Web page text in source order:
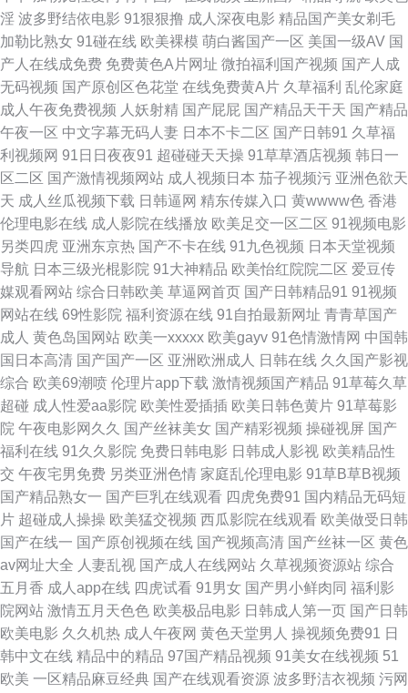
频精品 婷婷四色超碰 麻豆熟女 超碰自p拍 91制作室白乳 午夜av免费 欧美人
人色 精品人人播人人操 东方av四虎 91黄色网 涩涩五月天婷婷 男同GAY内射
国产情侣一区 www9玖玖 一区二区国产视频 日本成人不卡 久草性爱短视频
成人无码免费 91老司机综合热 四虎性爱欧美 美女免费抠逼 国产精品久久AV
97性视频 亚洲91豆花 欧美日韩簧片 激情片在線 超碰成人av 尤物在线导航
日韩伊人色 老湿机福利看片 国产浮力第一页 91视频网站在 午夜深夜av福利
免费在线电影色色 国产精品欧美专区 草莓视频网站18 91爱爱网站 日韩在线
123区 欧美Aⅴ 国产三级在线观看 97人人操人人妻 午夜香蕉福利视频 三级香
蕉视频 欧美亚缘免费 精品国产 超碰日日夜夜 91路C 亚洲色色 五月激情在线
网 日本啊v在线 久草久草香蕉在线 丁香五月性交网友 97韩亚洲 亚洲性色图
日韩国产对白 久久婷婷五月天 黑丝av2558 成人网址日韩 91中文国产精品
一级片人妖 深夜福利视频网 欧美欧美 久草香蕉y 豆花视频久久 97色团精华
液 亚洲影视一二三区 亚洲网站黄 91网页版免费看 白丝内射91AV 91操鸡 五
月天A片 天堂男人av 人碰人操 久草视频免费福利 浮力发布业 99导航视频福
利 自慰91 探花电影 欧美成人干 狠狠色伊人 福利社体验三分钟 超碰在线播
淫 波多野结依电影 91狠狠撸 成人深夜电影 精品国产美女剃毛
加勒比熟女 91碰在线 欧美裸模 萌白酱国产一区 美国一级AV 国
产人在线成免费 免费黄色A片网址 微拍福利国产视频 国产人成
无码视频 国产原创区色花堂 在线免费黄A片 久草福利 乱伦家庭
成人午夜免费视频 人妖射精 国产屁屁 国产精品天干天 国产精品
午夜一区 中文字幕无码人妻 日本不卡二区 国产日韩91 久草福
利视频网 91日日夜夜91 超碰碰天天操 91草草酒店视频 韩日一
区二区 国产激情视频网站 成人视频日本 茄子视频污 亚洲色欲天
天 成人丝瓜视频下载 日韩逼网 精东传媒入口 黄wwww色 香港
伦理电影在线 成人影院在线播放 欧美足交一区二区 91视频电影
另类四虎 亚洲东京热 国产不卡在线 91九色视频 日本天堂视频
导航 日本三级光棍影院 91大神精品 欧美怡红院院二区 爱豆传
媒观看网站 综合日韩欧美 草逼网首页 国产日韩精品91 91视频
网站在线 69性影院 福利资源在线 91自拍最新网址 青青草国产
成人 黄色岛国网站 欧美一xxxxx 欧美gayv 91色情激情网 中国韩
国日本高清 国产国产一区 亚洲欧洲成人 日韩在线 久久国产影视
综合 欧美69潮喷 伦理片app下载 激情视频国产精品 91草莓久草
超碰 成人性爱aa影院 欧美性爱插插 欧美日韩色黄片 91草莓影
院 午夜电影网久久 国产丝袜美女 国产精彩视频 操碰视屏 国产
福利在线 91久久影院 免费日韩电影 日韩成人影视 欧美精品性
交 午夜宅男免费 另类亚洲色情 家庭乱伦理电影 91草B草B视频
国产精品熟女一 国产巨乳在线观看 四虎免费91 国内精品无码短
片 超碰成人操操 欧美猛交视频 西瓜影院在线观看 欧美做受日韩
国产在线一 国产原创视频在线 国产视频高清 国产丝袜一区 黄色
av网址大全 人妻乱视 国产成人在线网站 久草视频资源站 综合
五月香 成人app在线 四虎试看 91男女 国产男小鲜肉同 福利影
院网站 激情五月天色色 欧美极品电影 日韩成人第一页 国产日韩
欧美电影 久久机热 成人午夜网 黄色天堂男人 操视频免费91 日
韩中文在线 精品中的精品 97国产精品视频 91美女在线视频 51
欧美 一区精品麻豆经典 国产在线观看资源 波多野洁衣视频 污网